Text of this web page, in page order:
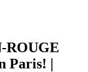
ROUGE
Paris! |